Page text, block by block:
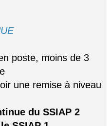
poste, moins de 3
une remise à niveau
du SSIAP 2